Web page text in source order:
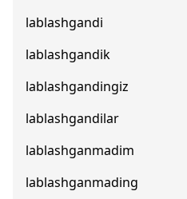
lablashgandi
lablashgandik
lablashgandingiz
lablashgandilar
lablashganmadim
lablashganmading